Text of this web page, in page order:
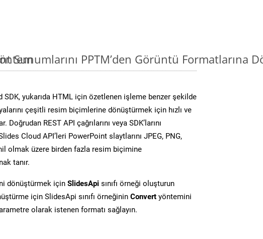
Sunumlarını PPTM’den Görüntü Formatlarına
SDK, yukarıda HTML için özetlenen işleme benzer şekilde
çeşitli resim biçimlerine dönüştürmek için hızlı ve
REST API çağrılarını veya SDK’larını
Cloud API’leri PowerPoint slaytlarını JPEG, PNG,
olmak üzere birden fazla resim biçimine
tanır.
dönüştürmek için SlidesApi sınıfı örneği oluşturun
için SlidesApi sınıfı örneğinin Convert yöntemini
olarak istenen formatı sağlayın.